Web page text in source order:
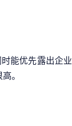
能优先露出企业
。